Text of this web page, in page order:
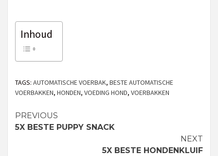
Inhoud
TAGS: AUTOMATISCHE VOERBAK, BESTE AUTOMATISCHE
VOERBAKKEN, HONDEN, VOEDING HOND, VOERBAKKEN
Continue
PREVIOUS
5X BESTE PUPPY SNACK
NEXT
5X BESTE HONDENKLUIF